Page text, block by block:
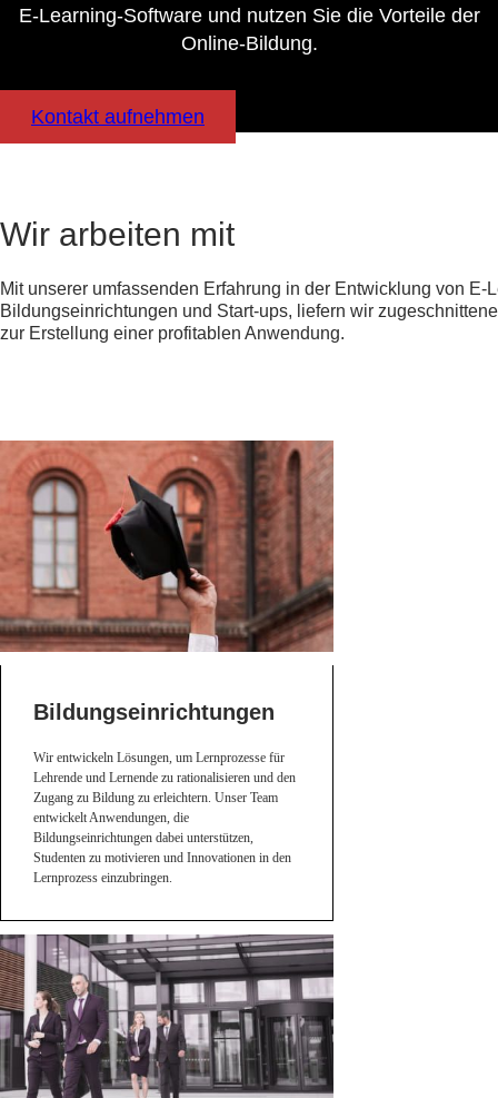
E-Learning-Software und nutzen Sie die Vorteile der
Online-Bildung.
Kontakt aufnehmen
Wir arbeiten mit
Mit unserer umfassenden Erfahrung in der Entwicklung von E-
Bildungseinrichtungen und Start-ups, liefern wir
zur Erstellung einer profitablen Anwendung.
Bildungseinrichtungen
Wir entwickeln Lösungen, um Lernprozesse für
Lehrende und Lernende zu rationalisieren und den
Zugang zu Bildung zu erleichtern. Unser Team
entwickelt Anwendungen, die
Bildungseinrichtungen dabei unterstützen,
Studenten zu motivieren und Innovationen in den
Lernprozess einzubringen.